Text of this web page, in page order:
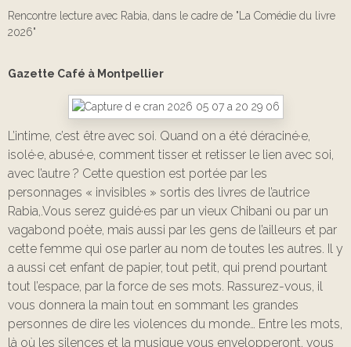
Rencontre lecture avec Rabia, dans le cadre de "La Comédie du livre
2026"
Gazette Café à Montpellier
L’intime, c’est être avec soi. Quand on a été déraciné·e,
isolé·e, abusé·e, comment tisser et retisser le lien avec soi,
avec l’autre ? Cette question est portée par les
personnages « invisibles » sortis des livres de l’autrice
Rabia,.Vous serez guidé·es par un vieux Chibani ou par un
vagabond poète, mais aussi par les gens de l’ailleurs et par
cette femme qui ose parler au nom de toutes les autres. Il y
a aussi cet enfant de papier, tout petit, qui prend pourtant
tout l’espace, par la force de ses mots. Rassurez-vous, il
vous donnera la main tout en sommant les grandes
personnes de dire les violences du monde… Entre les mots,
là où les silences et la musique vous envelopperont, vous